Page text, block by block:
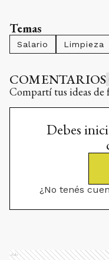
Temas
Salario Limpieza
COMENTARIOS
Compartí tus ideas de
Debes
¿No tenés
Ads